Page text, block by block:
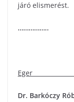
járó elismerést.
……………..
Eger
Dr. Barkóczy